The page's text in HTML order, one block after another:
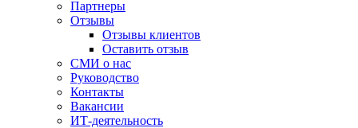
Партнеры
Отзывы
Отзывы клиентов
Оставить отзыв
СМИ о нас
Руководство
Контакты
Вакансии
ИТ-деятельность